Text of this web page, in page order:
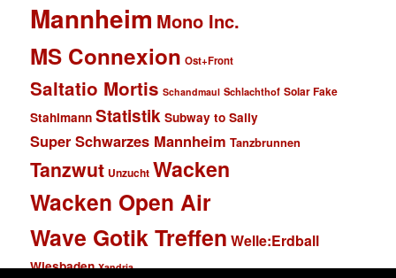
Mannheim Mono Inc.
MS Connexion Ost+Front
Saltatio Mortis Schandmaul Schlachthof Solar Fake
Stahlmann Statistik Subway to Sally
Super Schwarzes Mannheim Tanzbrunnen
Tanzwut Unzucht Wacken
Wacken Open Air
Wave Gotik Treffen Welle:Erdball
Wiesbaden Xandria